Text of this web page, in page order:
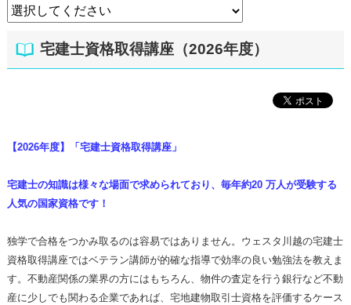
宅建士資格取得講座（2026年度）
【2026年度】「宅建士資格取得講座」
宅建士の知識は様々な場面で求められており、毎年約20 万人が受験する
人気の国家資格です！
独学で合格をつかみ取るのは容易ではありません。ウェスタ川越の宅建士
資格取得講座ではベテラン講師が的確な指導で効率の良い勉強法を教えま
す。不動産関係の業界の方にはもちろん、物件の査定を行う銀行など不動
産に少しでも関わる企業であれば、宅地建物取引士資格を評価するケース